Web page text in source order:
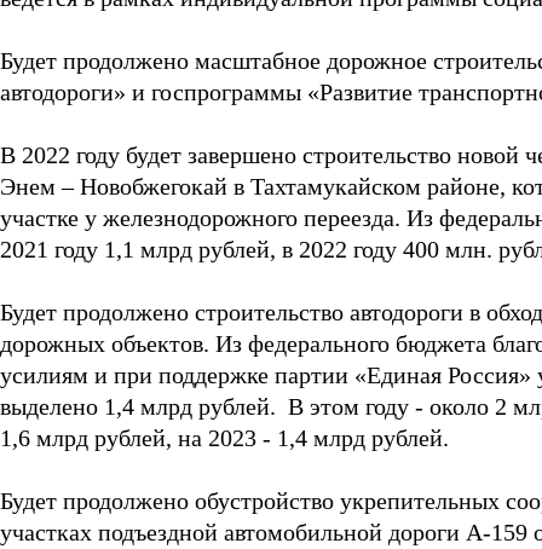
Будет продолжено масштабное дорожное
автодороги» и госпрограммы «Развитие
В 2022 году будет завершено строительство новой
Энем – Новобжегокай в Тахтамукайском районе,
участке у железнодорожного переезда. Из
2021 году 1,1 млрд рублей, в 2022 году 400 млн.
Будет продолжено строительство автодороги в
дорожных объектов. Из федерального бюджета
усилиям и при поддержке партии «Единая
выделено 1,4 млрд рублей. В этом году - около 2
1,6 млрд рублей, на 2023 - 1,4 млрд рублей.
Будет продолжено обустройство укрепительных
участках подъездной автомобильной дороги А-